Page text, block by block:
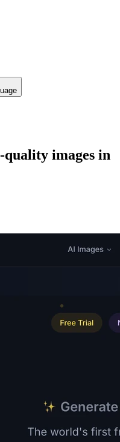
quality images in